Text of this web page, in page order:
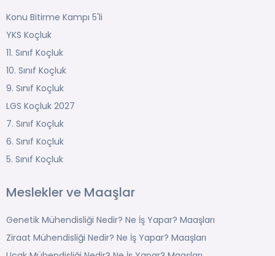
Konu Bitirme Kampı 5'li
YKS Koçluk
11. Sınıf Koçluk
10. Sınıf Koçluk
9. Sınıf Koçluk
LGS Koçluk 2027
7. Sınıf Koçluk
6. Sınıf Koçluk
5. Sınıf Koçluk
Meslekler ve Maaşlar
Genetik Mühendisliği Nedir? Ne İş Yapar? Maaşları
Ziraat Mühendisliği Nedir? Ne İş Yapar? Maaşları